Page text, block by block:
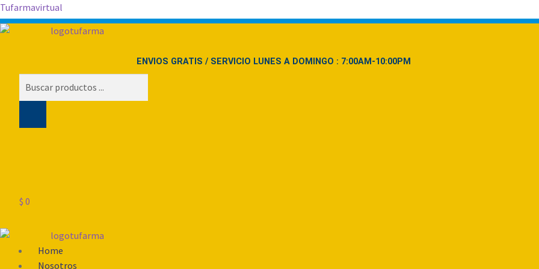
Tufarmavirtual
ENVIOS GRATIS / SERVICIO LUNES A DOMINGO : 7:00AM-10:00PM
$ 0
Menú
Home
Nosotros